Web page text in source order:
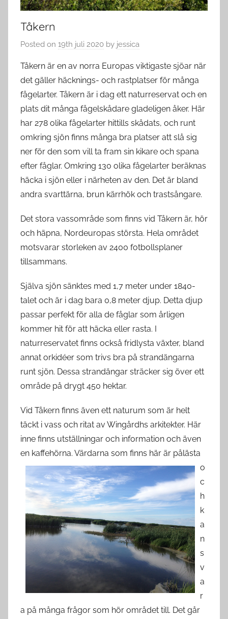
Tåkern
Posted on 19th juli 2020 by jessica
Tåkern är en av norra Europas viktigaste sjöar när
det gäller häcknings- och rastplatser för många
fågelarter. Tåkern är i dag ett naturreservat och en
plats dit många fågelskådare gladeligen åker. Här
har 278 olika fågelarter hittills skådats, och runt
omkring sjön finns många bra platser att slå sig
ner för den som vill ta fram sin kikare och spana
efter fåglar. Omkring 130 olika fågelarter beräknas
häcka i sjön eller i närheten av den. Det är bland
andra svarttärna, brun kärrhök och trastsångare.
Det stora vassområde som finns vid Tåkern är, hör
och häpna, Nordeuropas största. Hela området
motsvarar storleken av 2400 fotbollsplaner
tillsammans.
Själva sjön sänktes med 1,7 meter under 1840-
talet och är i dag bara 0,8 meter djup. Detta djup
passar perfekt för alla de fåglar som årligen
kommer hit för att häcka eller rasta. I
naturreservatet finns också fridlysta växter, bland
annat orkidéer som trivs bra på strandängarna
runt sjön. Dessa strandängar sträcker sig över ett
område på drygt 450 hektar.
Vid Tåkern finns även ett naturum som är helt
täckt i vass och ritat av Wingårdhs arkitekter. Här
inne finns utställningar och information och även
en kaffehörna. Värdarna som finns här är pålästa
o
c
h
k
a
n
s
v
a
r
a på många frågor som hör området till. Det går